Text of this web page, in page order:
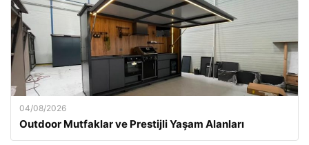
04/08/2026
Outdoor Mutfaklar ve Prestijli Yaşam Alanları